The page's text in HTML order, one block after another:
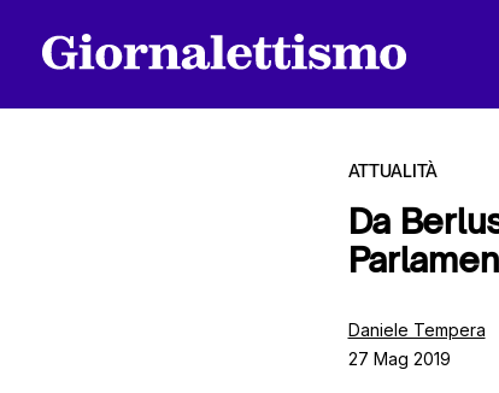
ATTUALITÀ
Da
Daniele Tempera
27 Mag 2019